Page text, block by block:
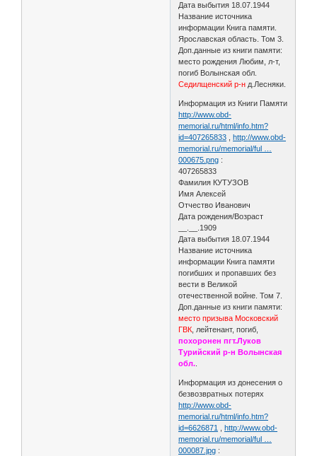
Дата выбытия 18.07.1944
Название источника
информации Книга памяти.
Ярославская область. Том 3.
Доп.данные из книги памяти:
место рождения Любим, л-т,
погиб Волынская обл.
Седилщенский р-н д.Лесняки.
Информация из Книги Памяти
http://www.obd-
memorial.ru/html/info.htm?
id=407265833
http://www.obd-
memorial.ru/memorial/ful …
000675.png :
407265833
Фамилия КУТУЗОВ
Имя Алексей
Отчество Иванович
Дата рождения/Возраст
__.__.1909
Дата выбытия 18.07.1944
Название источника
информации Книга памяти
погибших и пропавших без
вести в Великой
отечественной войне. Том 7.
Доп.данные из книги памяти:
место призыва Московский
ГВК , лейтенант, погиб,
похоронен пгт.Луков
Турийский р-н Волынская
обл.
Информация из донесения о
безвозвратных потерях
http://www.obd-
memorial.ru/html/info.htm?
id=6626871
http://www.obd-
memorial.ru/memorial/ful …
000087.jpg :